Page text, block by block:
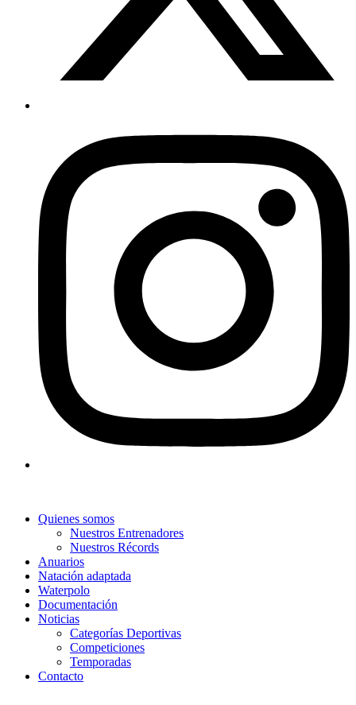
Quienes somos
Nuestros Entrenadores
Nuestros Récords
Anuarios
Natación adaptada
Waterpolo
Documentación
Noticias
Categorías Deportivas
Competiciones
Temporadas
Contacto